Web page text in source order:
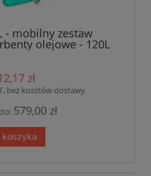
- mobilny zestaw
olejowe - 120L
zł
bez kosztów dostawy
579,00 zł
koszyka